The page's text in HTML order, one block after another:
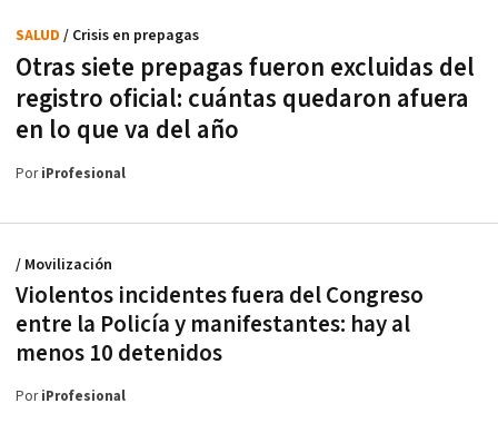
Otras siete prepagas fueron excluidas del
registro oficial: cuántas quedaron afuera
en lo que va del año
SALUD / Crisis en prepagas
PoriProfesional
Violentos incidentes fuera del Congreso
entre la Policía y manifestantes: hay al
menos 10 detenidos
/ Movilización
PoriProfesional